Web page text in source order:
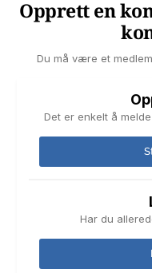
Opprett en
Du må være et
Det er enkelt å
Har du